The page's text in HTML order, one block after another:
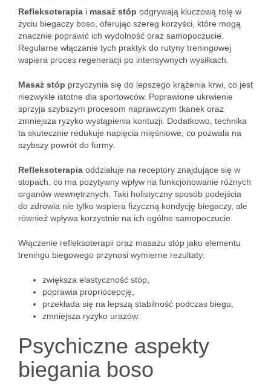
Refleksoterapia i masaż stóp odgrywają kluczową rolę w
życiu biegaczy boso, oferując szereg korzyści, które mogą
znacznie poprawić ich wydolność oraz samopoczucie.
Regularne włączanie tych praktyk do rutyny treningowej
wspiera proces regeneracji po intensywnych wysiłkach.
Masaż stóp przyczynia się do lepszego krążenia krwi, co jest
niezwykle istotne dla sportowców. Poprawione ukrwienie
sprzyja szybszym procesom naprawczym tkanek oraz
zmniejsza ryzyko wystąpienia kontuzji. Dodatkowo, technika
ta skutecznie redukuje napięcia mięśniowe, co pozwala na
szybszy powrót do formy.
Refleksoterapia oddziałuje na receptory znajdujące się w
stopach, co ma pozytywny wpływ na funkcjonowanie różnych
organów wewnętrznych. Taki holistyczny sposób podejścia
do zdrowia nie tylko wspiera fizyczną kondycję biegaczy, ale
również wpływa korzystnie na ich ogólne samopoczucie.
Włączenie refleksoterapii oraz masażu stóp jako elementu
treningu biegowego przynosi wymierne rezultaty:
zwiększa elastyczność stóp,
poprawia propriocepcję,
przekłada się na lepszą stabilność podczas biegu,
zmniejsza ryzyko urazów.
Psychiczne aspekty
biegania boso